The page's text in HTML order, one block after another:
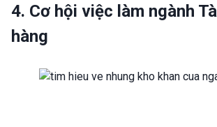
4. Cơ hội việc làm ngành
hàng